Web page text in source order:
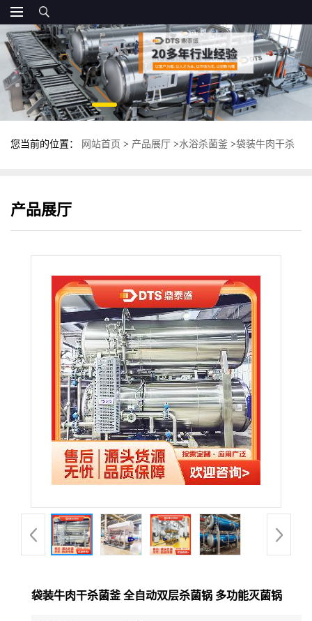
您当前的位置： 网站首页 > 产品展厅 >水浴杀菌釜 >袋装牛肉干杀
产品展厅
袋装牛肉干杀菌釜 全自动双层杀菌锅 多功能灭菌锅